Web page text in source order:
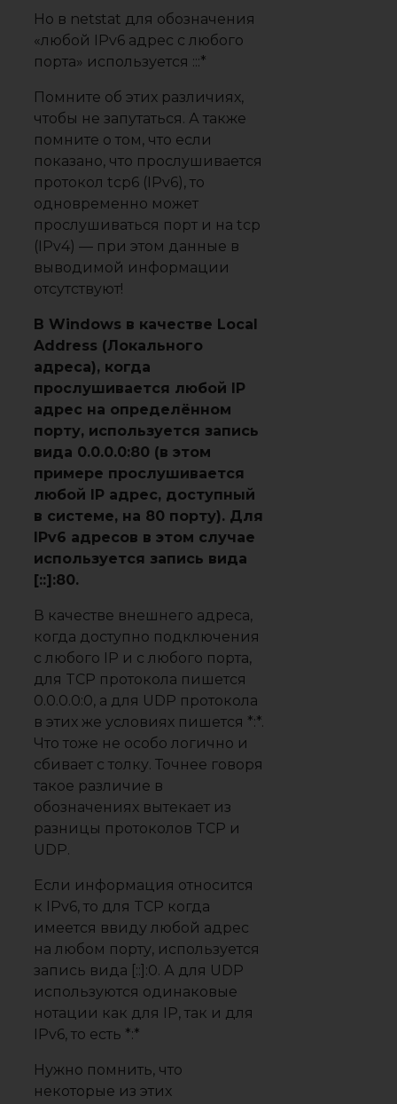
Но в netstat для обозначения
«любой IPv6 адрес с любого
порта» используется :::*
Помните об этих различиях,
чтобы не запутаться. А также
помните о том, что если
показано, что прослушивается
протокол tcp6 (IPv6), то
одновременно может
прослушиваться порт и на tcp
(IPv4) — при этом данные в
выводимой информации
отсутствуют!
В Windows в качестве Local
Address (Локального
адреса), когда
прослушивается любой IP
адрес на определённом
порту, используется запись
вида 0.0.0.0:80 (в этом
примере прослушивается
любой IP адрес, доступный
в системе, на 80 порту). Для
IPv6 адресов в этом случае
используется запись вида
[::]:80.
В качестве внешнего адреса,
когда доступно подключения
с любого IP и с любого порта,
для TCP протокола пишется
0.0.0.0:0, а для UDP протокола
в этих же условиях пишется *:*.
Что тоже не особо логично и
сбивает с толку. Точнее говоря
такое различие в
обозначениях вытекает из
разницы протоколов TCP и
UDP.
Если информация относится
к IPv6, то для TCP когда
имеется ввиду любой адрес
на любом порту, используется
запись вида [::]:0. А для UDP
используются одинаковые
нотации как для IP, так и для
IPv6, то есть *:*
Нужно помнить, что
некоторые из этих